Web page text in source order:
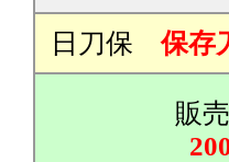
日刀保 保存
販